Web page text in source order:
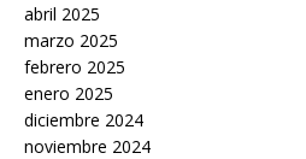
abril 2025
marzo 2025
febrero 2025
enero 2025
diciembre 2024
noviembre 2024